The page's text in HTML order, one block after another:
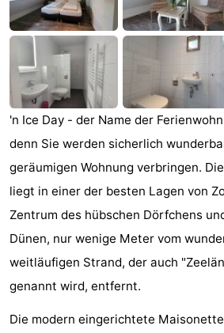
Joossesweg
-
Kustlicht
Meerpaal
Strandcamping
Valkenisse
-
Zee,
Bos
en
Duin
Hotels
Zimmer
(mit
Frühstück)
Lastminutes
Strand
'n Ice Day - der Name der
denn Sie werden sicherlich
geräumigen Wohnung verbringen.
liegt in einer der besten Lagen von
Zentrum des hübschen Dörfchens
Dünen, nur wenige Meter vom
weitläufigen Strand, der auch
genannt wird, entfernt.
Die modern eingerichtete